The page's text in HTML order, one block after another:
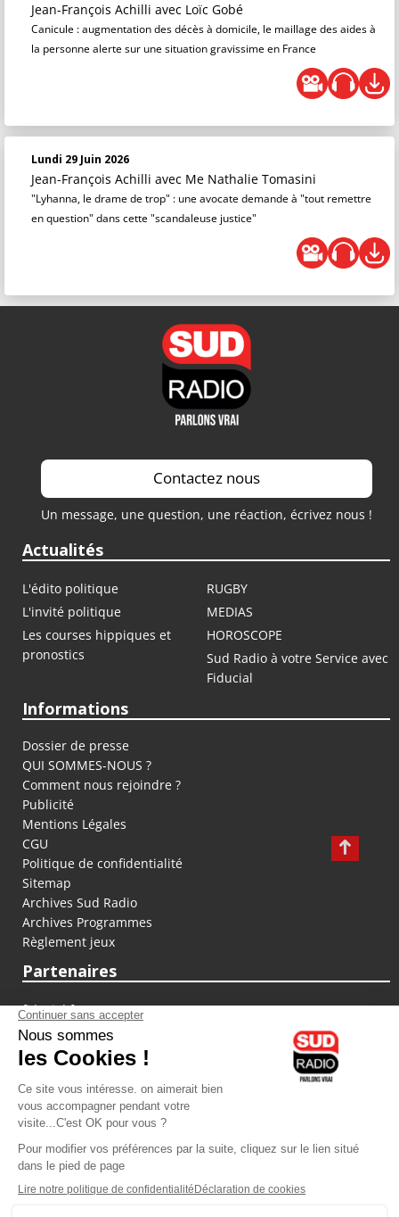
Jean-François Achilli avec Loïc Gobé
Canicule : augmentation des décès à domicile, le maillage des aides à
la personne alerte sur une situation gravissime en France
Lundi 29 Juin 2026
Jean-François Achilli avec Me Nathalie Tomasini
"Lyhanna, le drame de trop" : une avocate demande à "tout remettre
en question" dans cette "scandaleuse justice"
Contactez nous
Un message, une question, une réaction, écrivez nous !
Actualités
L'édito politique
RUGBY
L'invité politique
MEDIAS
Les courses hippiques et
pronostics
HOROSCOPE
Sud Radio à votre Service avec
Fiducial
Informations
Dossier de presse
QUI SOMMES-NOUS ?
Comment nous rejoindre ?
Publicité
Mentions Légales
CGU
Politique de confidentialité
Sitemap
Archives Sud Radio
Archives Programmes
Règlement jeux
Partenaires
fiducial.fr
lyoncapitale.fr
olympique-et-lyonnais.com
L'application Iphone / Android
Téléchargez l'application
Les cookies